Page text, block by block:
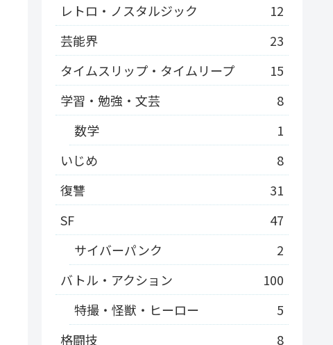
レトロ・ノスタルジック
12
芸能界
23
タイムスリップ・タイムリープ
15
学習・勉強・文芸
8
数学
1
いじめ
8
復讐
31
SF
47
サイバーパンク
2
バトル・アクション
100
特撮・怪獣・ヒーロー
5
格闘技
8